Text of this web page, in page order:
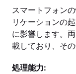
スマートフォン
リケーションの
に影響します。
載しており、そ
処理能力: